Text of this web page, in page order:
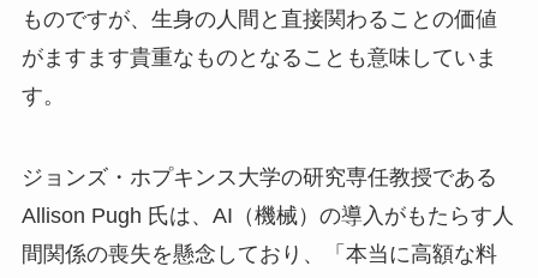
ものですが、生身の人間と直接関わることの価値
がますます貴重なものとなることも意味していま
す。
ジョンズ・ホプキンス大学の研究専任教授である
Allison Pugh 氏は、AI（機械）の導入がもたらす人
間関係の喪失を懸念しており、「本当に高額な料